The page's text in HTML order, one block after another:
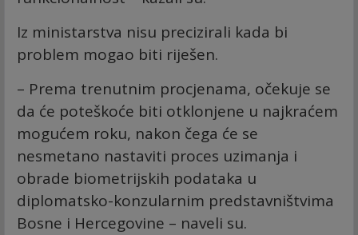
Iz ministarstva nisu precizirali kada bi
problem mogao biti riješen.
– Prema trenutnim procjenama, očekuje se
da će poteškoće biti otklonjene u najkraćem
mogućem roku, nakon čega će se
nesmetano nastaviti proces uzimanja i
obrade biometrijskih podataka u
diplomatsko-konzularnim predstavništvima
Bosne i Hercegovine – naveli su.